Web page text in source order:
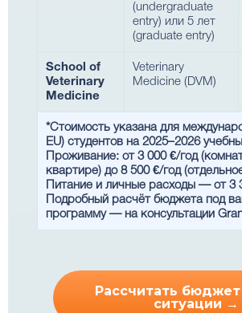
(undergraduate
entry) или 5 лет
(graduate entry)
School of
Veterinary
Medicine
Veterinary
Medicine (DVM)
*Стоимость указана для
EU) студентов на 2025–2026
Проживание: от 3 000 €/год
квартире) до 8 500 €/год
Питание и личные расходы — от 3
Подробный расчёт бюджета под
программу — на консультации
Рассчитать
ситуации →